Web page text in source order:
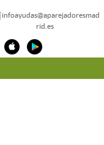
infoayudas@aparejadoresmad
rid.es